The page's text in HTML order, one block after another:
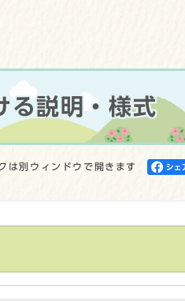
る説明・様式
は別ウィンドウで開きます